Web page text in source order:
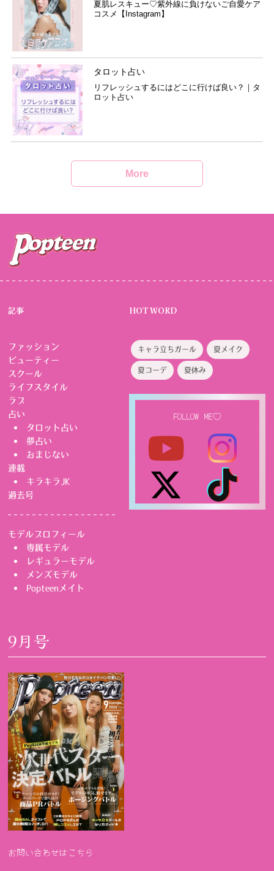
夏肌レスキュー♡紫外線に負けないご自愛ケア
コスメ【Instagram】
タロット占い
リフレッシュするにはどこに行けば良い？｜タ
ロット占い
More
記事
ファッション
ビューティー
スクール
ライフスタイル
ラブ
占い
タロット占い
夢占い
おまじない
連載
キラキラJK
過去号
モデルプロフィール
専属モデル
レギュラーモデル
メンズモデル
Popteenメイト
HOT WORD
キャラ立ちガール 夏メイク
夏コーデ 夏休み
FOLLOW ME♡
9月号
お問い合わせはこちら